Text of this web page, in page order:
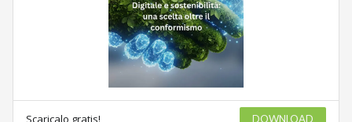
Scaricalo gratis! DOWNLOAD